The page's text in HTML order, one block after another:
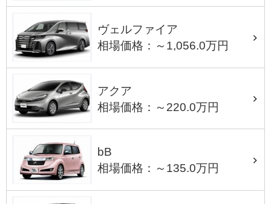
ヴェルファイア
相場価格：～1,056.0万円
アクア
相場価格：～220.0万円
bB
相場価格：～135.0万円